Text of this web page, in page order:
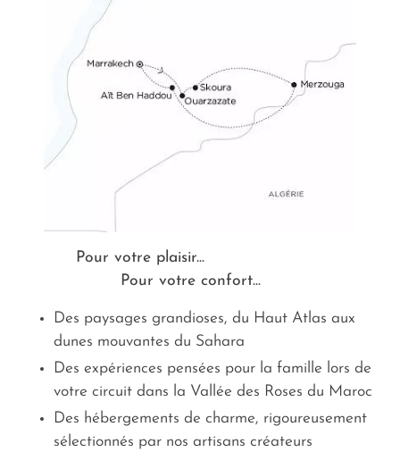
Pour votre plaisir...
Pour votre confort...
Des paysages grandioses, du Haut Atlas aux
dunes mouvantes du Sahara
Des expériences pensées pour la famille lors de
votre circuit dans la Vallée des Roses du Maroc
Des hébergements de charme, rigoureusement
sélectionnés par nos artisans créateurs